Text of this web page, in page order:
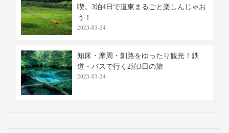
喫。3泊4日で道東まるごと楽しんじゃお
う！
2023-03-24
知床・摩周・釧路をゆったり観光！鉄
道・バスで行く2泊3日の旅
2023-03-24